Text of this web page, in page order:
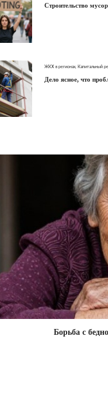
Строительство
ЖКХ в регионах Капитальный
Дело ясное, что
Борьба с